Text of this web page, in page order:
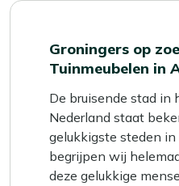
Groningers op
Tuinmeubelen in
De bruisende stad in
Nederland staat
gelukkigste steden in
begrijpen wij
deze gelukkige